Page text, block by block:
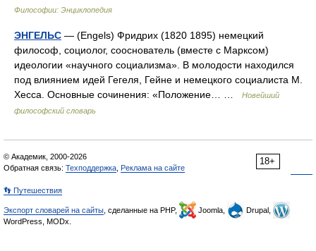
Философии: Энциклопедия
ЭНГЕЛЬС — (Engels) Фридрих (1820 1895) немецкий
философ, социолог, сооснователь (вместе с Марксом)
идеологии «научного социализма». В молодости находился
под влиянием идей Гегеля, Гейне и немецкого социалиста М.
Хесса. Основные сочинения: «Положение… …
Новейший
философский словарь
18+
© Академик, 2000-2026
Обратная связь: Техподдержка Реклама на сайте
👣 Путешествия
Экспорт словарей на сайты , сделанные на PHP, Joomla,
Drupal,
WordPress, MODx.